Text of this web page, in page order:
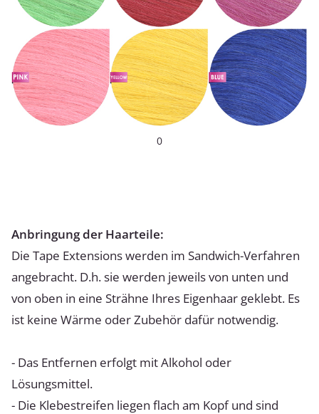
0
Anbringung der Haarteile:
Die Tape Extensions werden im Sandwich-Verfahren
angebracht. D.h. sie werden jeweils von unten und
von oben in eine Strähne Ihres Eigenhaar geklebt. Es
ist keine Wärme oder Zubehör dafür notwendig.
- Das Entfernen erfolgt mit Alkohol oder
Lösungsmittel.
- Die Klebestreifen liegen flach am Kopf und sind